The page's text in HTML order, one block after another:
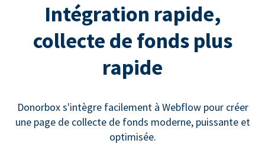
Intégration rapide,
collecte de fonds plus
rapide
Donorbox s'intègre facilement à Webflow pour créer
une page de collecte de fonds moderne, puissante et
optimisée.